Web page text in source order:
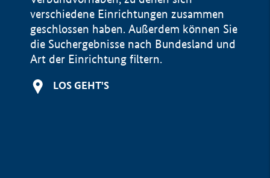
verschiedene Einrichtungen zusammen
geschlossen haben. Außerdem können Sie
die Suchergebnisse nach Bundesland und
Art der Einrichtung filtern.
LOS GEHT'S